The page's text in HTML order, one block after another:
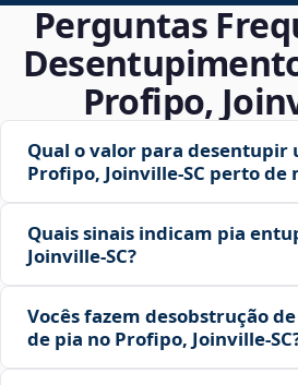
Perguntas
Profipo,
Qual o valor para desentupir
Profipo, Joinville‑SC perto de
Quais sinais indicam pia
Joinville‑SC?
Vocês fazem desobstrução
de pia no Profipo,